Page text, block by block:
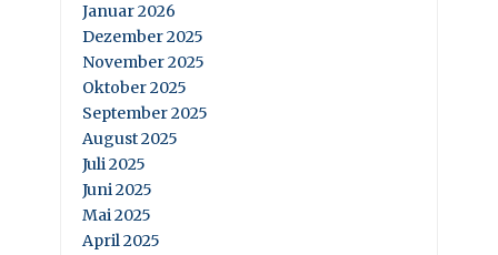
Januar 2026
Dezember 2025
November 2025
Oktober 2025
September 2025
August 2025
Juli 2025
Juni 2025
Mai 2025
April 2025